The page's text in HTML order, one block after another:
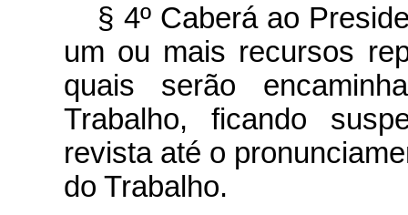
§ 4º Caberá ao
um ou mais recursos
quais serão
Trabalho, ficando
revista até o
do Trabalho.